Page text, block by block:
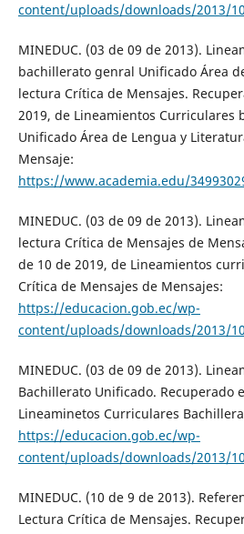
content/uploads/downloads/2013/10/
MINEDUC. (03 de 09 de 2013).
bachillerato genral Unificado Área
lectura Crítica de Mensajes.
2019, de Lineamientos Curriculares
Unificado Área de Lengua y
Mensaje:
https://www.academia.edu/
MINEDUC. (03 de 09 de 2013).
lectura Crítica de Mensajes de
de 10 de 2019, de Lineamientos
Crítica de Mensajes de Mensajes:
https://educacion.gob.ec/wp-
content/uploads/downloads/2013/10/
MINEDUC. (03 de 09 de 2013).
Bachillerato Unificado. Recuperado
Lineaminetos Curriculares
https://educacion.gob.ec/wp-
content/uploads/downloads/2013/10/
MINEDUC. (10 de 9 de 2013).
Lectura Crítica de Mensajes.